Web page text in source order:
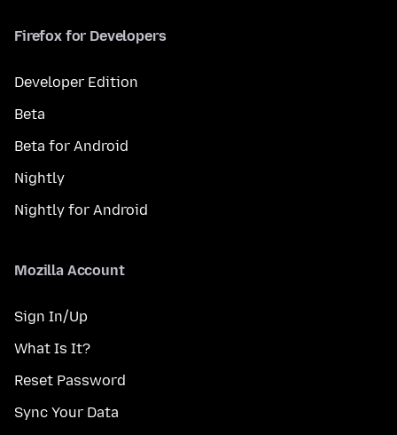
Firefox for Developers
Developer Edition
Beta
Beta for Android
Nightly
Nightly for Android
Mozilla Account
Sign In/Up
What Is It?
Reset Password
Sync Your Data